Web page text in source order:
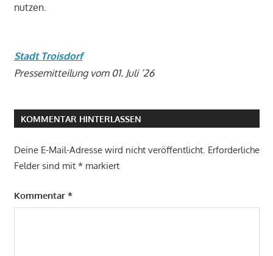
nutzen.
Stadt Troisdorf
Pressemitteilung vom 01. Juli ’26
KOMMENTAR HINTERLASSEN
Deine E-Mail-Adresse wird nicht veröffentlicht. Erforderliche
Felder sind mit *markiert
Kommentar *